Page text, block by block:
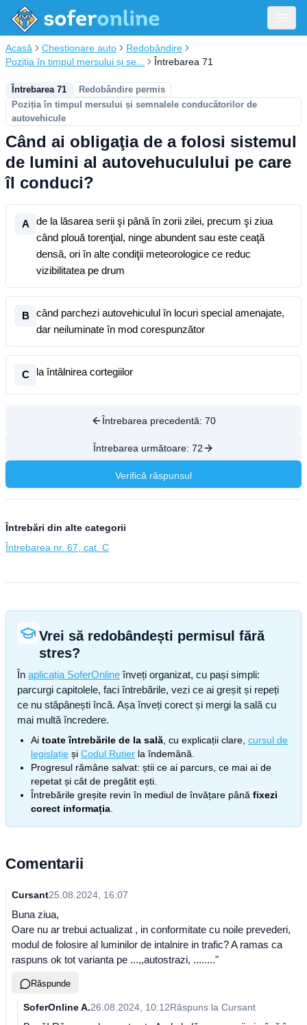
Acasă Chestionare auto
Redobândire
Poziția în timpul mersului și se...
Întrebarea 71
Întrebarea 71
Redobândire permis
Poziția în timpul mersului și semnalele conducătorilor de
autovehicule
Când ai obligaţia de a folosi sistemul
de lumini al autovehuculului pe care
îl conduci?
A
de la lăsarea serii şi până în zorii zilei, precum şi ziua
când plouă torenţial, ninge abundent sau este ceaţă
densă, ori în alte condiţii meteorologice ce reduc
vizibilitatea pe drum
B
când parchezi autovehiculul în locuri special amenajate,
dar neiluminate în mod corespunzător
C la întâlnirea cortegiilor
Întrebarea precedentă: 70
Întrebarea următoare: 72
Verifică răspunsul
Întrebări din alte categorii
Întrebarea nr. 67, cat. C
Vrei să redobândești permisul fără
stres?
În aplicația SoferOnline înveți organizat, cu pași simpli:
parcurgi capitolele, faci întrebările, vezi ce ai greșit și repeți
ce nu stăpânești încă. Așa înveți corect și mergi la sală cu
mai multă încredere.
Ai toate întrebările de la sală , cu explicații clare, cursul de
legislație și Codul Rutier la îndemână.
Progresul rămâne salvat: știi ce ai parcurs, ce mai ai de
repetat și cât de pregătit ești.
Întrebările greșite revin în mediul de învățare până fixezi
corect informația
Comentarii
Cursant25.08.2024, 16:07
Buna ziua,
Oare nu ar trebui actualizat , in conformitate cu noile prevederi,
modul de folosire al luminilor de intalnire in trafic? A ramas ca
raspuns ok tot varianta pe ...,,autostrazi, ........"
Răspunde
SoferOnline A.26.08.2024, 10:12Răspuns la Cursant